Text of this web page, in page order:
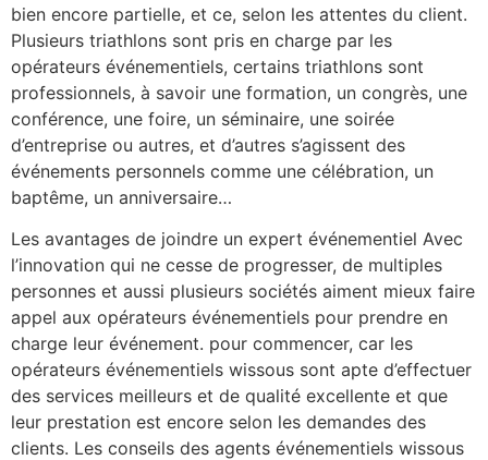
bien encore partielle, et ce, selon les attentes du client.
Plusieurs triathlons sont pris en charge par les
opérateurs événementiels, certains triathlons sont
professionnels, à savoir une formation, un congrès, une
conférence, une foire, un séminaire, une soirée
d’entreprise ou autres, et d’autres s’agissent des
événements personnels comme une célébration, un
baptême, un anniversaire…
Les avantages de joindre un expert événementiel Avec
l’innovation qui ne cesse de progresser, de multiples
personnes et aussi plusieurs sociétés aiment mieux faire
appel aux opérateurs événementiels pour prendre en
charge leur événement. pour commencer, car les
opérateurs événementiels wissous sont apte d’effectuer
des services meilleurs et de qualité excellente et que
leur prestation est encore selon les demandes des
clients. Les conseils des agents événementiels wissous